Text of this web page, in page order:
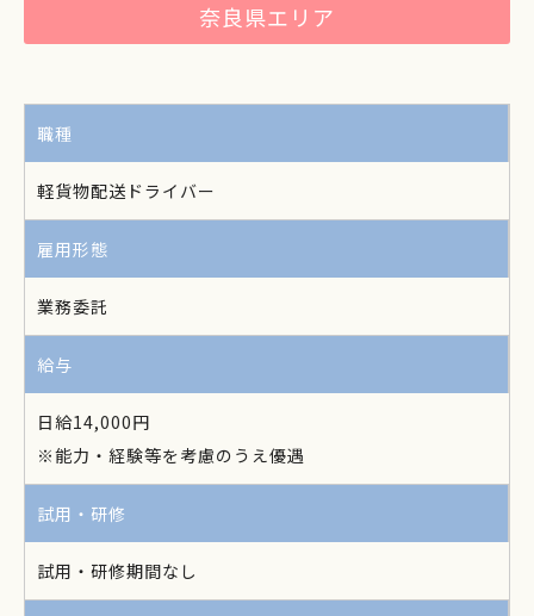
奈良県エリア
職種
軽貨物配送ドライバー
雇用形態
業務委託
給与
日給14,000円
※能力・経験等を考慮のうえ優遇
試用・研修
試用・研修期間なし